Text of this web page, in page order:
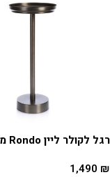
רגל לקולר ליין Rondo מושחר
1,490 ₪